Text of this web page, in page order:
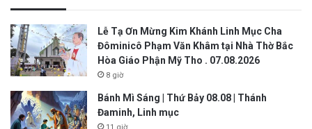
Lễ Tạ Ơn Mừng Kim Khánh Linh Mục Cha
Đôminicô Phạm Văn Khâm tại Nhà Thờ Bắc
Hòa Giáo Phận Mỹ Tho . 07.08.2026
8 giờ
Bánh Mì Sáng | Thứ Bảy 08.08 | Thánh
Đaminh, Linh mục